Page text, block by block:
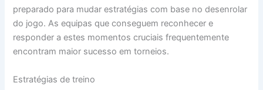
preparado para mudar estratégias com base no desenrolar
do jogo. As equipas que conseguem reconhecer e
responder a estes momentos cruciais frequentemente
encontram maior sucesso em torneios.
Estratégias de treino